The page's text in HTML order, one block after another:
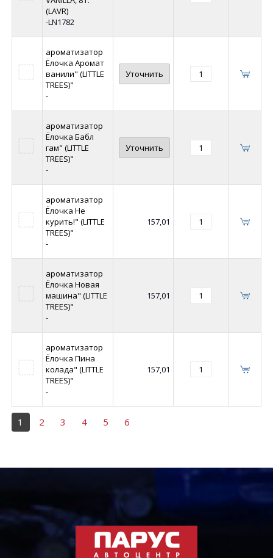
(LAVR)
-LN1782
ароматизатор
Ёлочка Аромат
ванили" (LITTLE
TREES)"
-
Уточнить
ароматизатор
Ёлочка Бабл
гам" (LITTLE
TREES)"
-
Уточнить
ароматизатор
Ёлочка Не
курить!" (LITTLE
TREES)"
-
157,01
ароматизатор
Ёлочка Новая
машина" (LITTLE
TREES)"
-
157,01
ароматизатор
Ёлочка Пина
колада" (LITTLE
TREES)"
-
157,01
1 2 3 4 5 6